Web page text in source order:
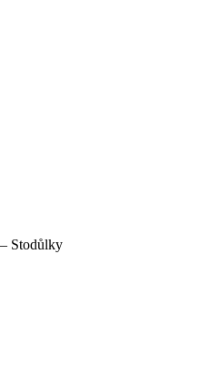
Stodůlky